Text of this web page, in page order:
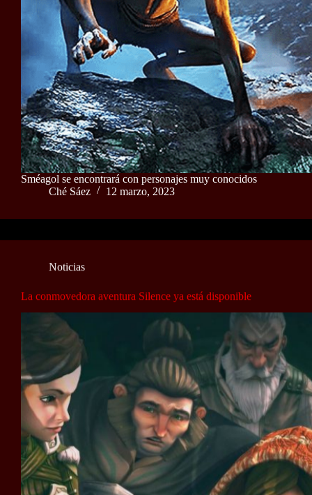
Sméagol se encontrará con personajes muy conocidos
Ché Sáez
12 marzo, 2023
Noticias
La conmovedora aventura Silence ya está disponible